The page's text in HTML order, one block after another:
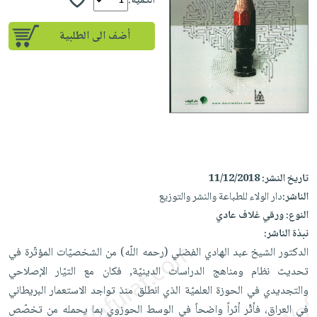
إختياراتنا
كتب
أكاديمية
صندوق
English
iKitab
بلا
حدود
أسئلة
على
Android
تحميل
iKitab
على
Apple
أسئلة
يتكرر
طرحها
تحميل
masmu3
على
على
Apple
المواضيع
الأكثر
مبيعاً
وسائل
تعليمية
الصحة
العناية
الشخصية
العناية
وتصفيف
الشعر
العناية
بالجسم
والسفرة
جديد
الكل
أواني
الطهي
أدوات
متجر
الهدايا
أقسام
أضف الى الطلبية
تاريخ النشر:11/12/2018
الناشر:دار الولاء للطباعة والنشر والتوزيع
النوع:ورقي غلاف عادي
نبذة الناشر:
الدكتور الشيخ عبد الهادي الفضلي (رحمه اللّه) من الشخصيّات المؤتّرة في
تحديث نظام ومناهج الدراسات الدينيّة, فكان مع التيّار الإصلاحي
والتجديدي في الحوزة العلميّة الذي انطلق منذ تواجد الاستعمار البريطاني
في العراق، فأثّر أثراً واضحاً في الوسط الحوزوي بما يحمله من تخصّص